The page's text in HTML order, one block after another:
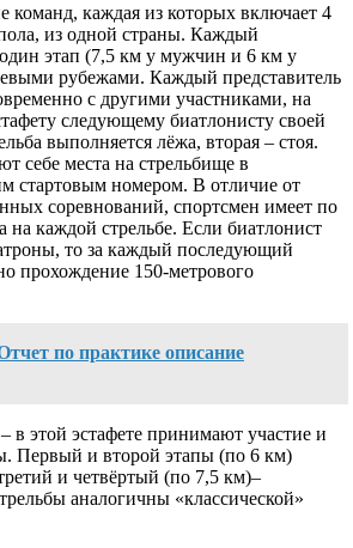
команд, каждая из которых включает 4
из одной страны. Каждый
этап (7,5 км у мужчин и 6 км у
рубежами. Каждый представитель
с другими участниками, на
следующему биатлонисту своей
выполняется лёжа, вторая – стоя.
себе места на стрельбище в
стартовым номером. В отличие от
соревнований, спортсмен имеет по
на каждой стрельбе. Если биатлонист
то за каждый последующий
прохождение 150-метрового
по практике описание
в этой эстафете принимают участие и
и второй этапы (по 6 км)
и четвёртый (по 7,5 км)–
аналогичны «классической»